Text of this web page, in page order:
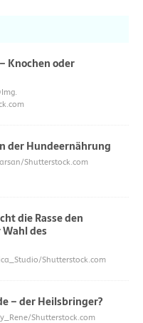
Knochen oder
der Hundeernährung
Shutterstock.com
die Rasse den
des
Shutterstock.com
– der Heilsbringer?
Shutterstock.com